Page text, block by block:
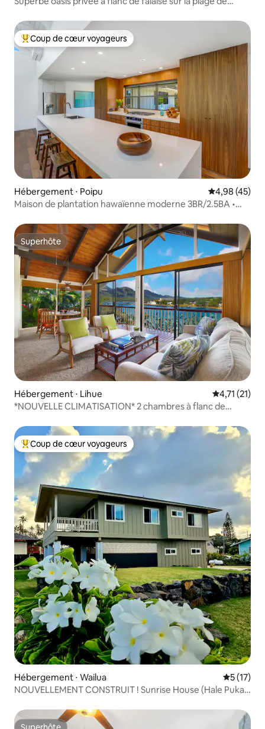
Coups de cœur voyageurs les plus appréciés
Coup de cœur voyageurs
Hébergement ⋅ Poipu Évaluation
4,98 (45)
Maison de plantation hawaïenne moderne 3BR/2.5BA •
Superhôte
Superhôte
Hébergement ⋅ Lihue Évaluation
4,71 (21)
*NOUVELLE CLIMATISATION* 2 chambres à flanc de
Coups de cœur voyageurs les plus appréciés
Coup de cœur voyageurs
Hébergement ⋅ Wailua
5 (17)
NOUVELLEMENT CONSTRUIT ! Sunrise House (Hale Puka